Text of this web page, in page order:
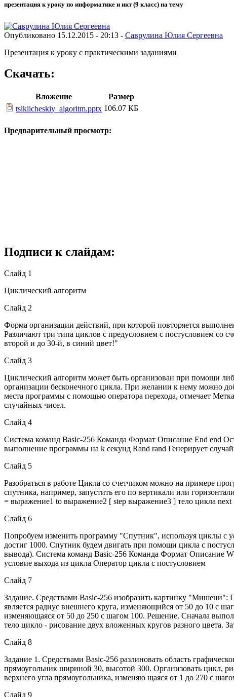
презентация к уроку по информатике и икт (9 класс) на тему
Опубликовано 15.12.2015 - 20:13 - Саврулина Юлия Сергеевна
Презентация к уроку с практическими заданиями
Скачать:
Вложение
Размер
tsiklicheskiy_algoritm.pptx 106.07 КБ
Предварительный просмотр:
Подписи к слайдам:
Слайд 1
Циклический алгоритм
Слайд 2
Форма организации действий, при которой повторяется
Различают три типа циклов с предусловием с постусловием
второй и до 30-й, в синий цвет!"
Слайд 3
Циклический алгоритм может быть организован при помощи
организации бесконечного цикла. При желании к нему можно
места программы с помощью оператора перехода, отмечает
случайных чисел.
Слайд 4
Система команд Basic-256 Команда Формат Описание End end
выполнение программы на k секунд Rand rand Генерирует
Слайд 5
Разобраться в работе Цикла со счетчиком можно на примере
спутника, например, запустить его по вертикали или
= выражение1 to выражение2 [ step выражение3 ] тело цикла next
Слайд 6
Попробуем изменить программу "Спутник", используя циклы с
достиг 1000. Спутник будем двигать при помощи цикла с
вывода). Система команд Basic-256 Команда Формат Описание
условие выхода из цикла Оператор цикла с постусловием
Слайд 7
Задание. Средствами Basic-256 изобразить картинку
является радиус внешнего круга, изменяющийся от 50 до 10 с
изменяющаяся от 50 до 250 с шагом 100. Решение. Сначала
тело цикло - рисование двух вложенных кругов разного цвета.
Слайд 8
Задание 1. Средствами Basic-256 разлиновать область
прямоугольник шириной 30, высотой 300. Организовать цикл,
верхнего угла прямоугольника, изменяю щаяся от 1 до 270 с
Слайд 9